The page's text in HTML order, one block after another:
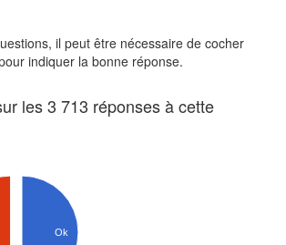
il peut être nécessaire de cocher
indiquer la bonne réponse.
les 3 713 réponses à cette
Ok